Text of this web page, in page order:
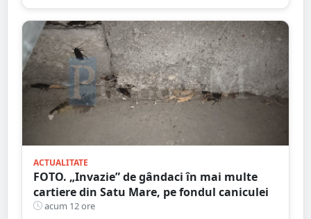
ACTUALITATE
FOTO. „Invazie” de gândaci în mai multe
cartiere din Satu Mare, pe fondul caniculei
acum 12 ore